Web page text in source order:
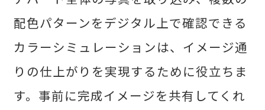
配色パターンをデジタル上で確認できる
カラーシミュレーションは、イメージ通
りの仕上がりを実現するために役立ちま
す。事前に完成イメージを共有してくれ